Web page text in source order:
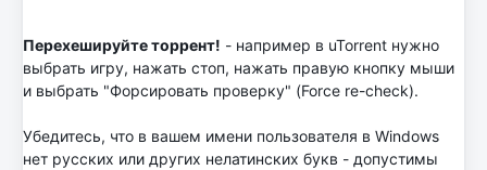
Перехешируйте торрент! - например в uTorrent нужно
выбрать игру, нажать стоп, нажать правую кнопку мыши
и выбрать "Форсировать проверку" (Force re-check).
Убедитесь, что в вашем имени пользователя в Windows
нет русских или других нелатинских букв - допустимы